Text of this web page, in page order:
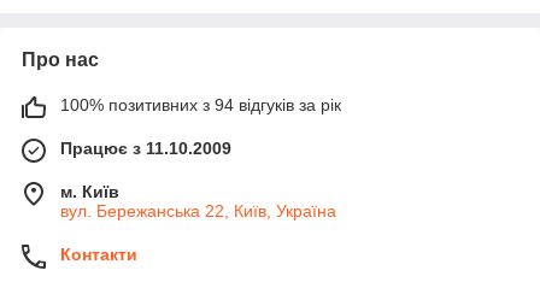
Про нас
100% позитивних з 94 відгуків за рік
Працює з 11.10.2009
м. Київ
вул. Бережанська 22, Київ, Україна
Контакти